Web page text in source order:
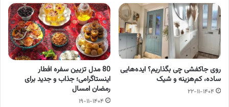
روی جاکفشی چی بگذاریم؟ ایده‌هایی
ساده، کم‌هزینه و شیک
۲۲-۱۱-۱۴۰۴
80 مدل تزیین سفره‌ افطار
اینستاگرامی؛ جذاب و جدید برای
رمضان امسال
۱۹-۱۱-۱۴۰۴